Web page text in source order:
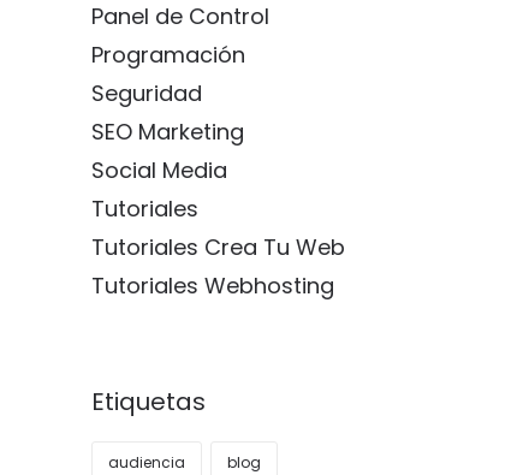
Panel de Control
Programación
Seguridad
SEO Marketing
Social Media
Tutoriales
Tutoriales Crea Tu Web
Tutoriales Webhosting
Etiquetas
audiencia blog